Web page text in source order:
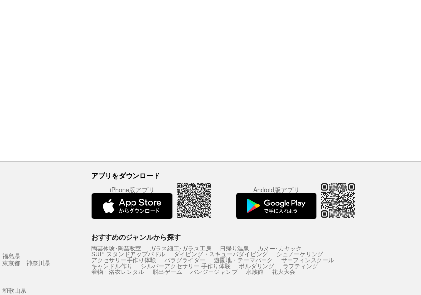
アプリをダウンロード
iPhone版アプリ Android版アプリ
福島県
東京都
神奈川県
和歌山県
おすすめのジャンルから探す
陶芸体験･陶芸教室 ガラス細工･ガラス工房 日帰り温泉 カヌー･カヤック
SUP･スタンドアップパドル ダイビング・スキューバダイビング シュノーケリング
アクセサリー手作り体験 パラグライダー 遊園地・テーマパーク サーフィンスクール
キャンドル作り シルバーアクセサリー 手作り体験 ボルダリング ラフティング
着物・浴衣レンタル 脱出ゲーム バンジージャンプ 水族館 花火大会